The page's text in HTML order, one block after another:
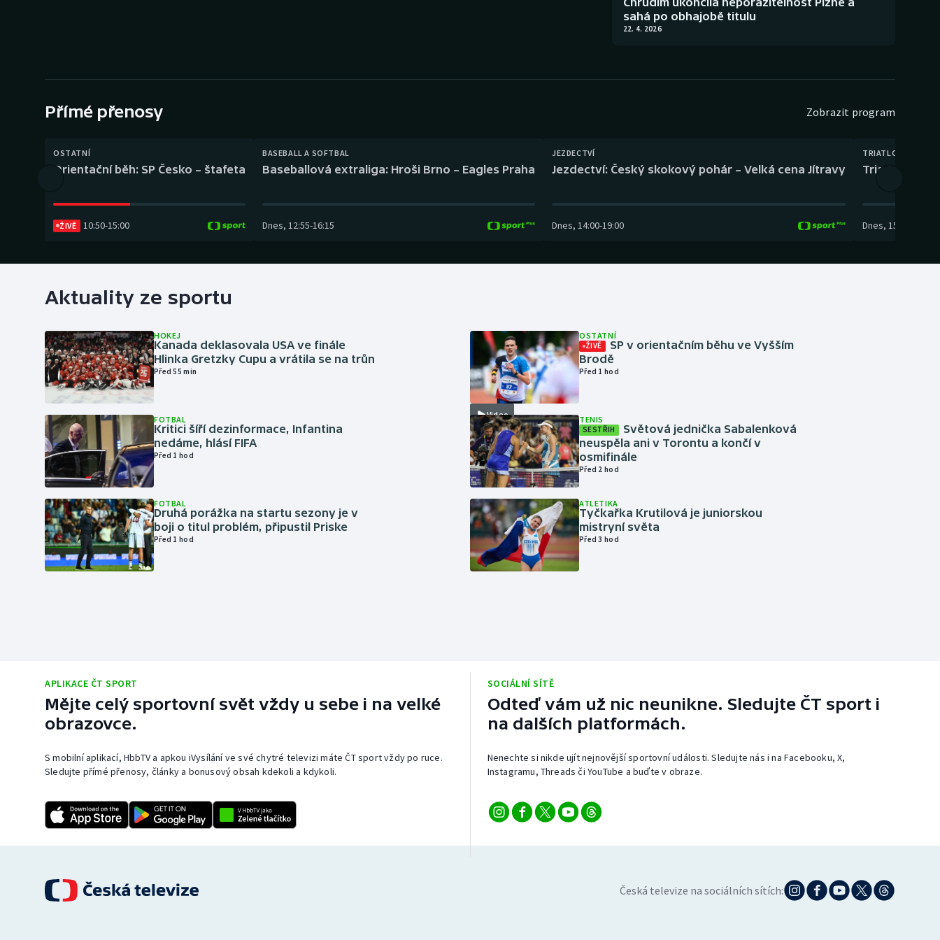
Gymnastika Plážový volejbal
sahá po obhajobě titulu
22. 4. 2026
Přímé přenosy Zobrazit program
OSTATNÍ
Orientační běh: SP Česko – štafeta
ŽIVĚ 10:50-15:00
BASEBALL A SOFTBAL
Baseballová extraliga: Hroši Brno – Eagles Praha
Dnes, 12:55-16:15
JEZDECTVÍ
Jezdectví: Český skokový pohár – Velká cena Jítravy
Dnes, 14:00-19:00
TRIATLON
Triatlon:
Dnes, 15:00
Aktuality ze sportu
HOKEJ
Kanada deklasovala USA ve finále
Hlinka Gretzky Cupu a vrátila se na trůn
Před 55 min
FOTBAL
Kritici šíří dezinformace, Infantina
nedáme, hlásí FIFA
Před 1 hod
FOTBAL
Druhá porážka na startu sezony je v
boji o titul problém, připustil Priske
Před 1 hod
Video
OSTATNÍ
ŽIVĚ
SP v orientačním běhu ve Vyšším
Brodě
Před 1 hod
TENIS
SESTŘIH
Světová jednička Sabalenková
neuspěla ani v Torontu a končí v
osmifinále
Před 2 hod
ATLETIKA
Tyčkařka Krutilová je juniorskou
mistryní světa
Před 3 hod
APLIKACE ČT SPORT
Mějte celý sportovní svět vždy u sebe i na velké
obrazovce.
S mobilní aplikací, HbbTV a apkou iVysílání ve své chytré televizi máte ČT sport vždy po ruce.
Sledujte přímé přenosy, články a bonusový obsah kdekoli a kdykoli.
SOCIÁLNÍ SÍTĚ
Odteď vám už nic neunikne. Sledujte ČT sport i
na dalších platformách.
Nenechte si nikde ujít nejnovější sportovní události. Sledujte nás i na Facebooku, X,
Instagramu, Threads či YouTube a buďte v obraze.
Česká televize na sociálních sítích: